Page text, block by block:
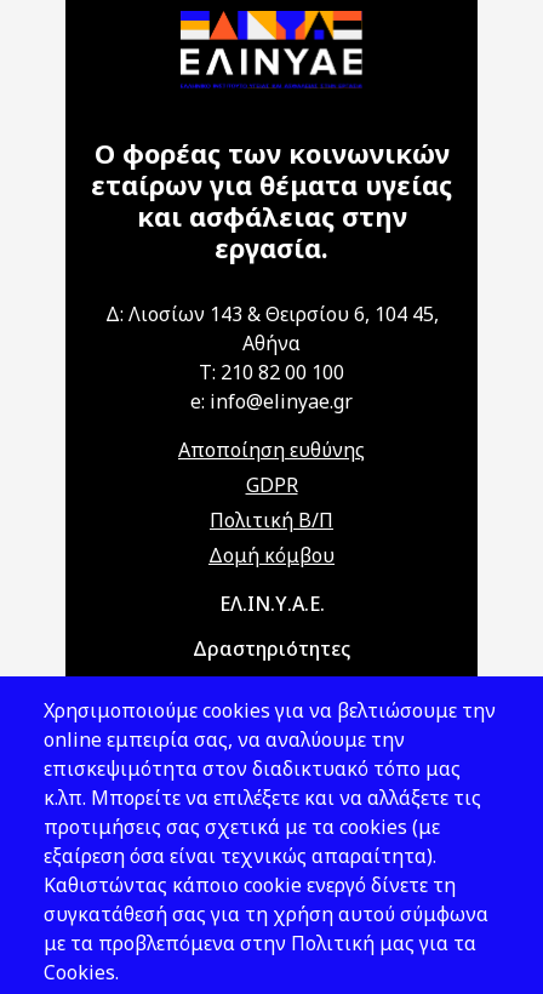
Ο φορέας των κοινωνικών
εταίρων για θέματα υγείας
και ασφάλειας στην
εργασία.
Δ: Λιοσίων 143 & Θειρσίου 6, 104 45,
Αθήνα
T: 210 82 00 100
e: info@elinyae.gr
Αποποίηση ευθύνης
GDPR
Πολιτική Β/Π
Δομή κόμβου
Main navigationΕΛ.ΙΝ.Υ.Α.Ε.
Δραστηριότητες
Νομοθεσία
Εκδόσεις
Νέα - Εκδηλώσεις
Ακολουθήστε μας
Χρησιμοποιούμε cookies για να βελτιώσουμε την
online εμπειρία σας, να αναλύουμε την
επισκεψιμότητα στον διαδικτυακό τόπο μας
κ.λπ. Μπορείτε να επιλέξετε και να αλλάξετε τις
προτιμήσεις σας σχετικά με τα cookies (με
εξαίρεση όσα είναι τεχνικώς απαραίτητα).
Καθιστώντας κάποιο cookie ενεργό δίνετε τη
συγκατάθεσή σας για τη χρήση αυτού σύμφωνα
με τα προβλεπόμενα στην Πολιτική μας για τα
Cookies.